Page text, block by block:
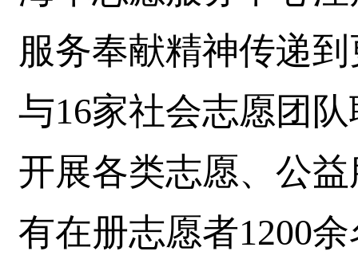
服务奉献精神传递
与16家社会志愿团
开展各类志愿、公
有在册志愿者1200